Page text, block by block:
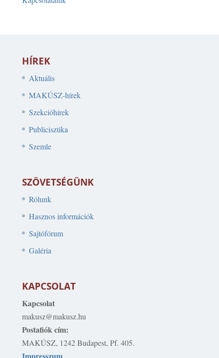
HÍREK
Aktuális
MAKÚSZ-hírek
Szekcióhírek
Publicisztika
Szemle
SZÖVETSÉGÜNK
Rólunk
Hasznos információk
Sajtófórum
Galéria
KAPCSOLAT
Kapcsolat
makusz@makusz.hu
Postafiók cím:
MAKÚSZ, 1242 Budapest, Pf. 405.